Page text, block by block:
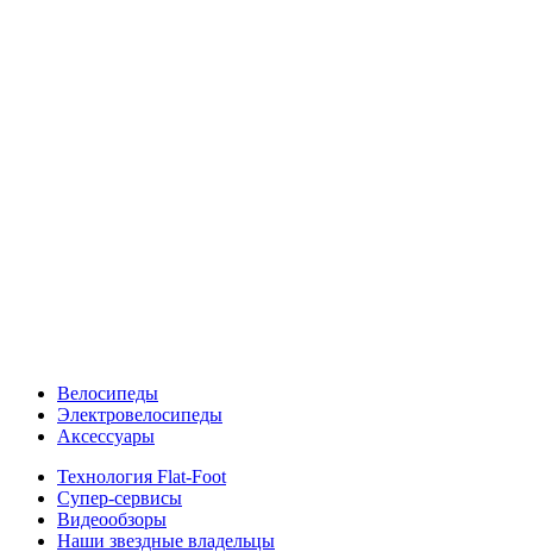
Велосипеды
Электровелосипеды
Аксессуары
Технология Flat-Foot
Супер-сервисы
Видеообзоры
Наши звездные владельцы